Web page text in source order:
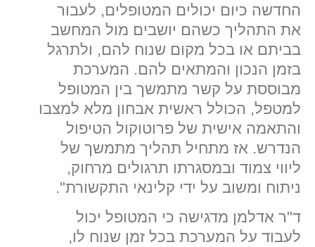
החדשה כיום יכולים המטופלים, לעבור
את התהליך כשהם יושבים מול המחשב
בביתם או בכל מקום שנוח להם, ולתרגל
בזמן הנכון והמתאים להם. המערכת
מבוססת על קשר מתמשך בין המטופל
למטפל, הכולל ראשית אבחון מלא למצבו
והתאמה אישית של פרוטוקול הטיפול
הנדרש. אז מתחיל תהליך מתמשך של
ליווי צמוד ובמסגרתו תרגולים מרחוק,
ניתוח ומשוב על ידי קלינאי התקשורת".
ד"ר אדלמן מדגישה כי המטופל יכול
לעבוד על המערכת בכל זמן שנוח לו,